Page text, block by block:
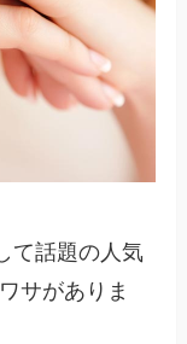
て話題の人気
サがありま